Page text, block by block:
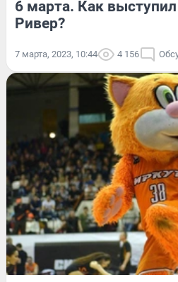
6 марта. Как
Ривер?
7 марта, 2023, 10:44 4 156